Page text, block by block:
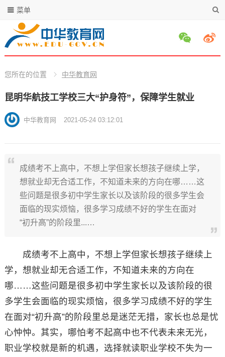
菜单
您所在的位置 中华教育网
昆明华航技工学校三大“护身符”，保障学生就业
中华教育网 2021-05-24 03:12:01
成绩考不上高中，不想上学但家长想孩子继续上学，
想就业却无合适工作，不知道未来的方向在哪……这
些问题是很多初中学生家长以及该阶段的很多学生会
面临的现实烦恼，很多学习成绩不好的学生在面对
“初升高”的阶段里...…
成绩考不上高中，不想上学但家长想孩子继续上
学，想就业却无合适工作，不知道未来的方向在
哪……这些问题是很多初中学生家长以及该阶段的很
多学生会面临的现实烦恼，很多学习成绩不好的学生
在面对“初升高”的阶段里总是迷茫无措，家长也总是忧
心忡忡。其实，哪怕考不起高中也不代表未来无光，
职业学校就是新的机遇，选择就读职业学校不失为一